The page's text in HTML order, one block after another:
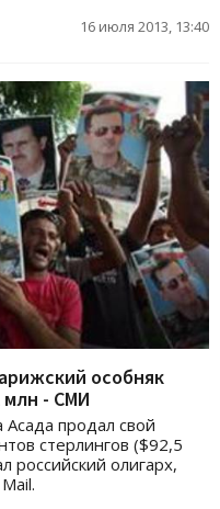
16 июля 2013, 13:40
особняк
млн - СМИ
продал свой
стерлингов ($92,5
российский олигарх,